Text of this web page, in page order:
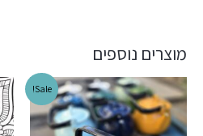
מוצרים נוספים
Sale!